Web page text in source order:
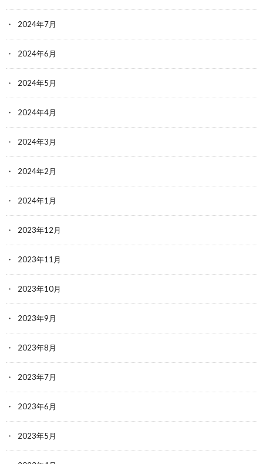
2024年7月
2024年6月
2024年5月
2024年4月
2024年3月
2024年2月
2024年1月
2023年12月
2023年11月
2023年10月
2023年9月
2023年8月
2023年7月
2023年6月
2023年5月